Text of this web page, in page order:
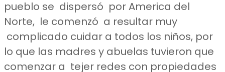
pueblo se dispersó por America del
Norte, le comenzó a resultar muy
complicado cuidar a todos los niños, por
lo que las madres y abuelas tuvieron que
comenzar a tejer redes con propiedades